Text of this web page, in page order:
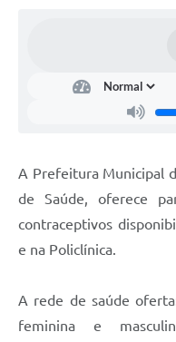
Telefones Úteis
A Prefeitura Municipal
de Saúde, oferece
contraceptivos
e na Policlínica.
A rede de saúde
feminina e